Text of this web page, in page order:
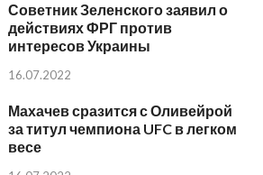
Советник Зеленского заявил о
действиях ФРГ против
интересов Украины
16.07.2022
Махачев сразится с Оливейрой
за титул чемпиона UFC в легком
весе